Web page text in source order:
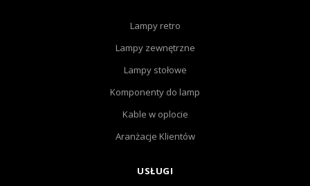
Lampy retro
Lampy zewnętrzne
Lampy stołowe
Komponenty do lamp
Kable w oplocie
Aranżacje Klientów
USŁUGI